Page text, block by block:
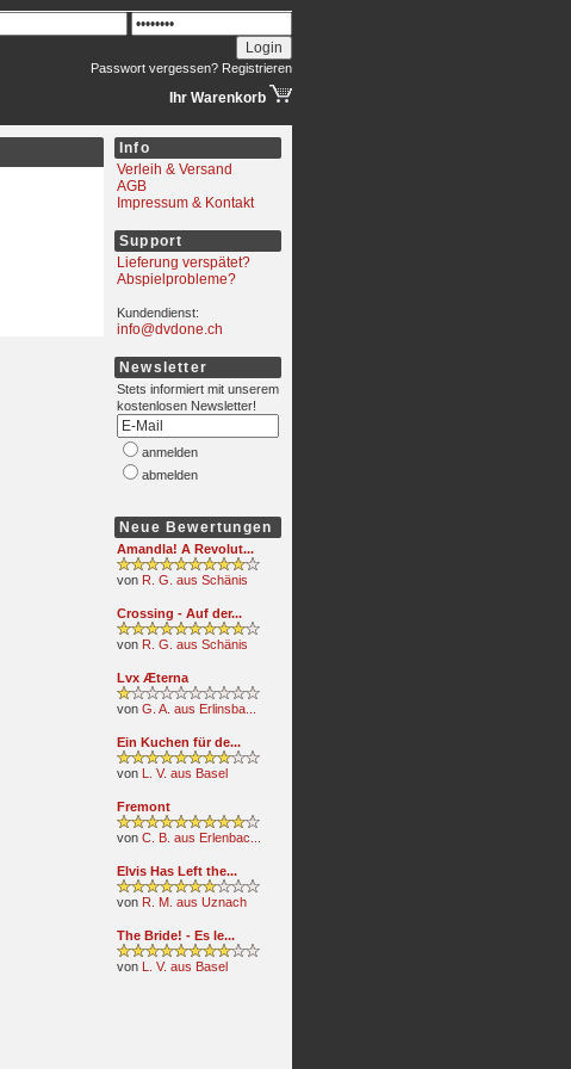
Passwort vergessen? Registrieren
Ihr Warenkorb
Info
Verleih & Versand
AGB
Impressum & Kontakt
Support
Lieferung verspätet?
Abspielprobleme?
Kundendienst:
info@dvdone.ch
Newsletter
Stets informiert mit unserem
kostenlosen Newsletter!
anmelden
abmelden
Neue Bewertungen
Amandla! A Revolut...
von R. G. aus Schänis
Crossing - Auf der...
von R. G. aus Schänis
Lvx Æterna
von G. A. aus Erlinsba...
Ein Kuchen für de...
von L. V. aus Basel
Fremont
von C. B. aus Erlenbac...
Elvis Has Left the...
von R. M. aus Uznach
The Bride! - Es le...
von L. V. aus Basel